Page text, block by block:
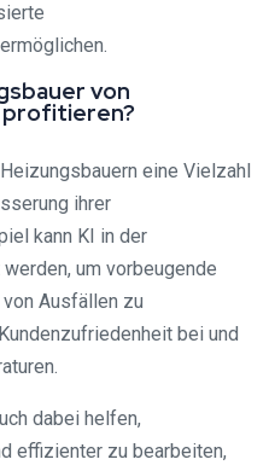
von
profitieren?
eine Vielzahl
ihrer
kann KI in der
um vorbeugende
Ausfällen zu
bei und
dabei helfen,
effizienter zu bearbeiten,